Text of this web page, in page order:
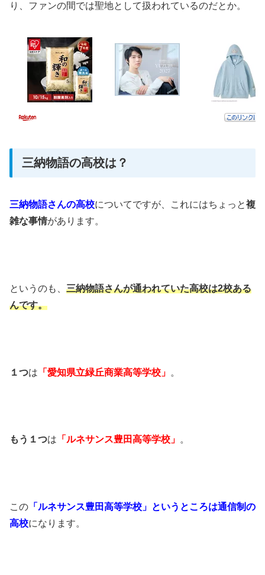
り、ファンの間では聖地として扱われているのだとか。
三納物語の高校は？
三納物語さんの高校についてですが、これにはちょっと複
雑な事情があります。
というのも、 三納物語さんが通われていた高校は2校ある
んです。
１つは 「愛知県立緑丘商業高等学校」 。
もう１つは 「ルネサンス豊田高等学校」 。
この 「ルネサンス豊田高等学校」というところは通信制の
高校になります。